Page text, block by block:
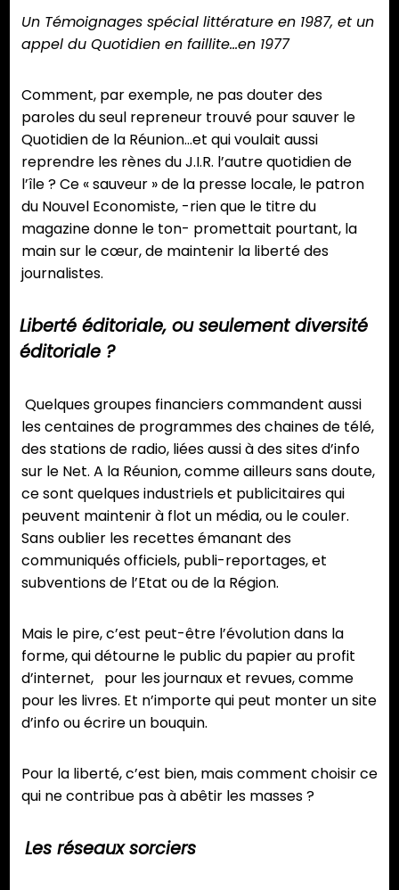
Un Témoignages spécial littérature en 1987, et un
appel du Quotidien en faillite…en 1977
Comment, par exemple, ne pas douter des
paroles du seul repreneur trouvé pour sauver le
Quotidien de la Réunion…et qui voulait aussi
reprendre les rènes du J.I.R. l’autre quotidien de
l’île ? Ce « sauveur » de la presse locale, le patron
du Nouvel Economiste, -rien que le titre du
magazine donne le ton- promettait pourtant, la
main sur le cœur, de maintenir la liberté des
journalistes.
Liberté éditoriale, ou seulement diversité
éditoriale ?
Quelques groupes financiers commandent aussi
les centaines de programmes des chaines de télé,
des stations de radio, liées aussi à des sites d’info
sur le Net. A la Réunion, comme ailleurs sans doute,
ce sont quelques industriels et publicitaires qui
peuvent maintenir à flot un média, ou le couler.
Sans oublier les recettes émanant des
communiqués officiels, publi-reportages, et
subventions de l’Etat ou de la Région.
Mais le pire, c’est peut-être l’évolution dans la
forme, qui détourne le public du papier au profit
d’internet, pour les journaux et revues, comme
pour les livres. Et n’importe qui peut monter un site
d’info ou écrire un bouquin.
Pour la liberté, c’est bien, mais comment choisir ce
qui ne contribue pas à abêtir les masses ?
Les réseaux sorciers